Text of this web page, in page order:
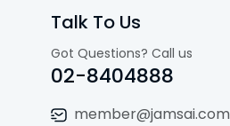
Talk To Us
Got Questions? Call us
02-8404888
member@jamsai.com